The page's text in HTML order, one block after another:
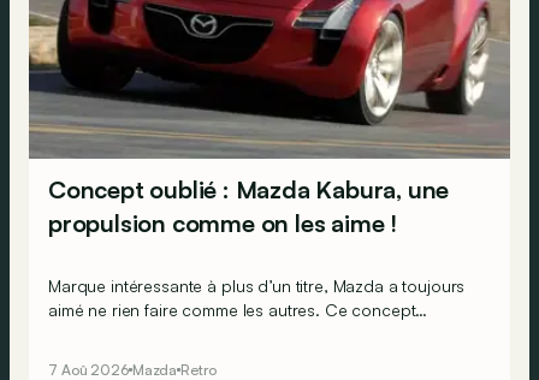
Concept oublié : Mazda Kabura, une
propulsion comme on les aime !
Marque intéressante à plus d’un titre, Mazda a toujours
aimé ne rien faire comme les autres. Ce concept
7 Aoû 2026 Mazda Retro